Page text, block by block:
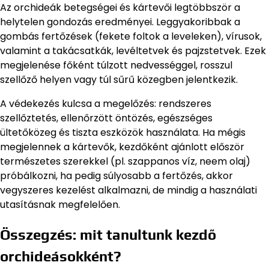
Az orchideák betegségei és kártevői legtöbbször a
helytelen gondozás eredményei. Leggyakoribbak a
gombás fertőzések (fekete foltok a leveleken), vírusok,
valamint a takácsatkák, levéltetvek és pajzstetvek. Ezek
megjelenése főként túlzott nedvességgel, rosszul
szellőző helyen vagy túl sűrű közegben jelentkezik.
A védekezés kulcsa a megelőzés: rendszeres
szellőztetés, ellenőrzött öntözés, egészséges
ültetőközeg és tiszta eszközök használata. Ha mégis
megjelennek a kártevők, kezdőként ajánlott először
természetes szerekkel (pl. szappanos víz, neem olaj)
próbálkozni, ha pedig súlyosabb a fertőzés, akkor
vegyszeres kezelést alkalmazni, de mindig a használati
utasításnak megfelelően.
Összegzés: mit tanultunk kezdő
orchideásokként?